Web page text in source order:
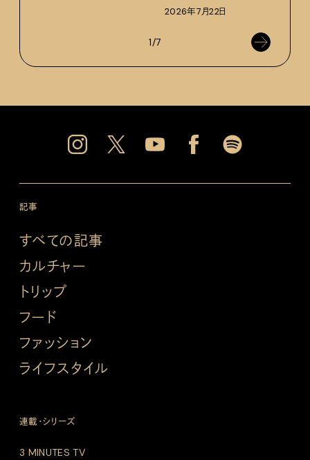
2026年7月22日
1/7
記事
すべての記事
カルチャー
トリップ
フード
ファッション
ライフスタイル
連載・シリーズ
3 MINUTES TV